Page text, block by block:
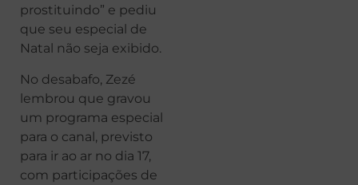
prostituindo” e pediu
que seu especial de
Natal não seja exibido.
No desabafo, Zezé
lembrou que gravou
um programa especial
para o canal, previsto
para ir ao ar no dia 17,
com participações de